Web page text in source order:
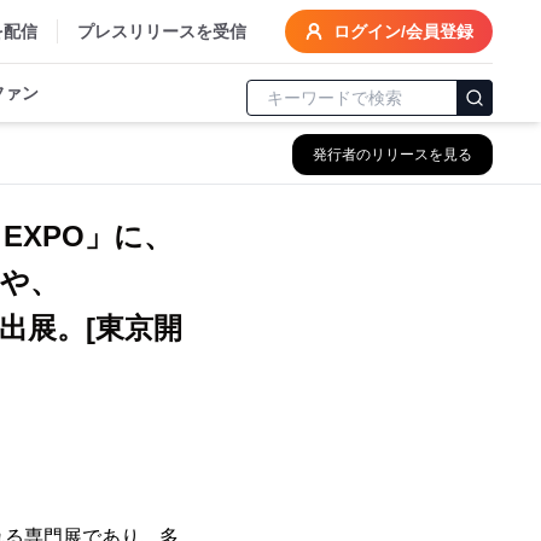
配信 プレスリリースを受信 ログイン/会員登録
ァン
発行者のリリースを見る
」に、
、
展。[東京開
専門展であり、多